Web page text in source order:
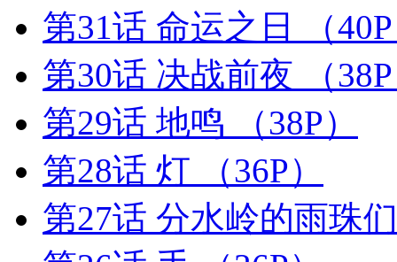
第31话 命运之日
（
第30话 决战前夜
（
第29话 地鸣
（38P）
第28话 灯
（36P）
第27话 分水岭的雨珠